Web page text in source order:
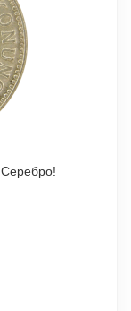
Швеция Король Густав V 2 кроны 1937 г Серебро!